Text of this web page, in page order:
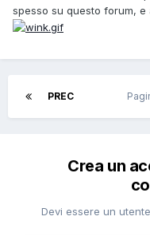
spesso su questo forum, e
PREC
Crea un
Devi essere un